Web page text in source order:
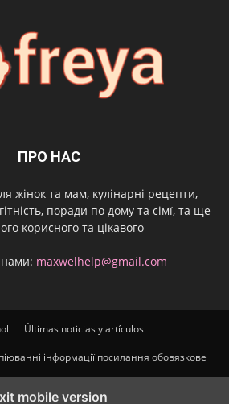
ПРО НАС
жінок та мам, кулінарні рецепти,
поради по дому та сімї, та ще
корисного та цікавого
нами: maxwelhelp@gmail.com
Últimas noticias y artículos
інформації посилання обовязкове
mobile version